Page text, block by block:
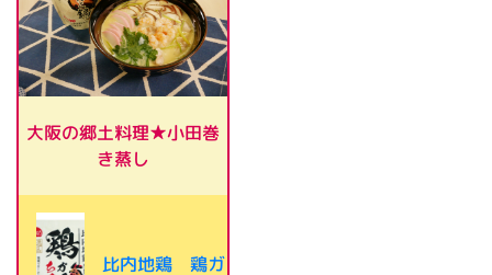
大阪の郷土料理★小田巻
き蒸し
比内地鶏 鶏ガ